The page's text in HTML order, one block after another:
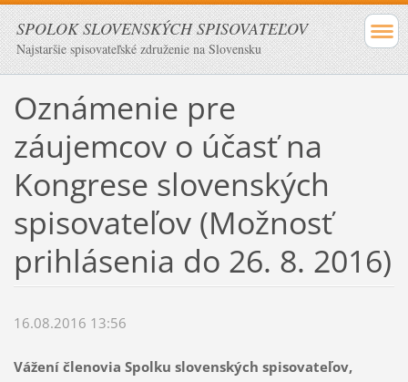
SPOLOK SLOVENSKÝCH SPISOVATEĽOV
Najstaršie spisovateľské združenie na Slovensku
Oznámenie pre
záujemcov o účasť na
Kongrese slovenských
spisovateľov (Možnosť
prihlásenia do 26. 8. 2016)
16.08.2016 13:56
Vážení členovia Spolku slovenských spisovateľov,